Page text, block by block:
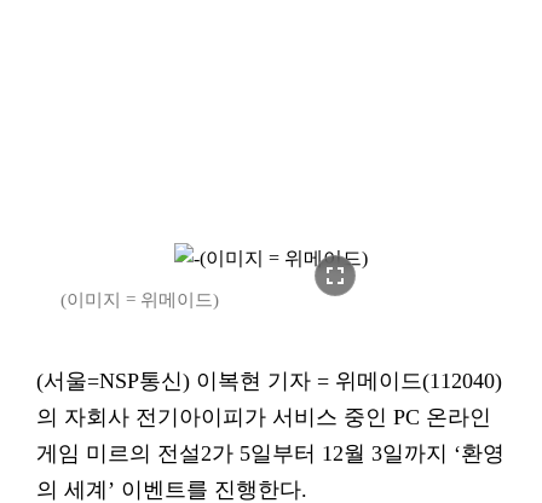
fullscreen
(이미지 = 위메이드)
(서울=NSP통신) 이복현 기자 = 위메이드(112040)
의 자회사 전기아이피가 서비스 중인 PC 온라인
게임 미르의 전설2가 5일부터 12월 3일까지 ‘환영
의 세계’ 이벤트를 진행한다.